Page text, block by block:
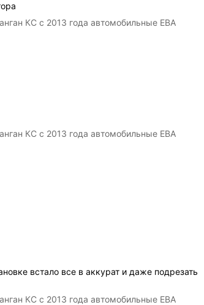
КС с 2013 года автомобильные ЕВА
КС с 2013 года автомобильные ЕВА
встало все в аккурат и даже подрезать
КС с 2013 года автомобильные ЕВА